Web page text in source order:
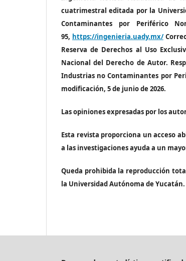
cuatrimestral editada por la
Contaminantes por Periférico
95, https://ingenieria.uady.mx/
Reserva de Derechos al Uso
Nacional del Derecho de Autor.
Industrias no Contaminantes por
modificación, 5 de junio de 2026.
Las opiniones expresadas por los
Esta revista proporciona un acceso
a las investigaciones ayuda a un
Queda prohibida la reproducción
la Universidad Autónoma de Yucatán.